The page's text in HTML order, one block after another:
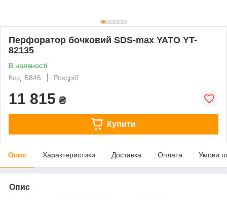
Перфоратор бочковий SDS-max YATO YT-
82135
В наявності
Код: 5846
Роздріб
11 815 ₴
Купити
Опис Характеристики Доставка Оплата Умови
Опис